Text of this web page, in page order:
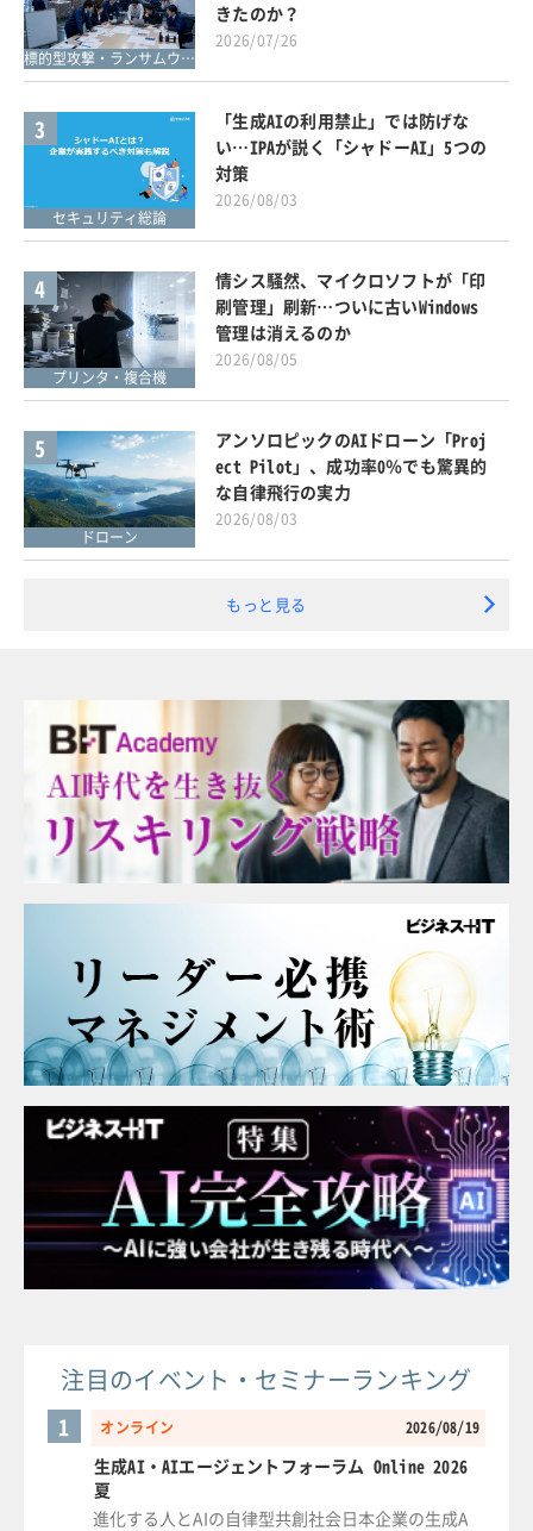
標的型攻撃・ランサムウェア対策
きたのか？
2026/07/26
3
セキュリティ総論
「生成AIの利用禁止」では防げな
い…IPAが説く「シャドーAI」5つの
対策
2026/08/03
4
プリンタ・複合機
情シス騒然、マイクロソフトが「印
刷管理」刷新…ついに古いWindows
管理は消えるのか
2026/08/05
5
ドローン
アンソロピックのAIドローン「Proj
ect Pilot」、成功率0％でも驚異的
な自律飛行の実力
2026/08/03
もっと見る
注目のイベント・セミナーランキング
オンライン 2026/08/19
1
生成AI・AIエージェントフォーラム Online 2026
夏
進化する人とAIの自律型共創社会日本企業の生成A